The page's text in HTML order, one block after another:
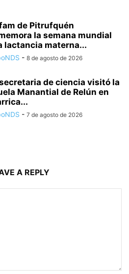
de Pitrufquén
la semana mundial
lactancia materna...
- 8 de agosto de 2026
de ciencia visitó la
Manantial de Relún en
- 7 de agosto de 2026
A REPLY